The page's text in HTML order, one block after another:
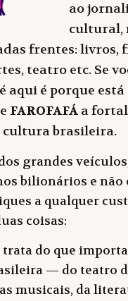
ao
cultural,
frentes: livros,
teatro etc. Se
aqui é porque está
FAROFAFÁ a
cultura brasileira.
grandes
bilionários e não
a qualquer
coisas:
do que
— do teatro
musicais, da